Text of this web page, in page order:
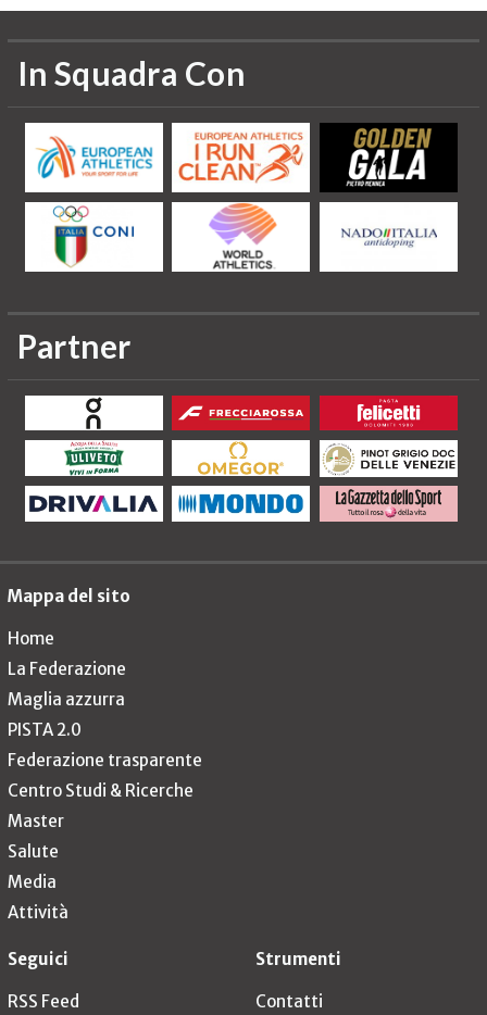
In Squadra Con
Partner
Mappa del sito
Home
La Federazione
Maglia azzurra
PISTA 2.0
Federazione trasparente
Centro Studi & Ricerche
Master
Salute
Media
Attività
Seguici
RSS Feed
Strumenti
Contatti